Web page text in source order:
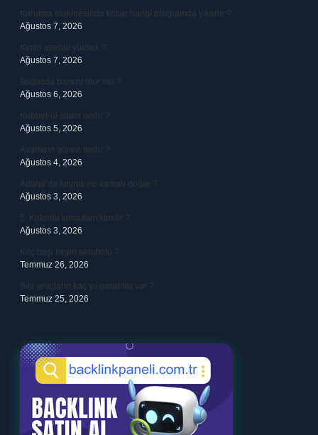
Kurutma makinesinde kotlar hangi programda yıkanır ?
Ağustos 7, 2026
Kimin averajı yüksek ?
Ağustos 7, 2026
Boğazda parazit olur mu ?
Ağustos 6, 2026
Kubbet-ül-İslam nedir ?
Ağustos 5, 2026
Avarların görevi nedir ?
Ağustos 4, 2026
Adana’da kuyruk ne zaman doğar ?
Ağustos 3, 2026
5. Kolordu komutanı kimdir ?
Ağustos 3, 2026
Koç başı neyin sembolü ?
Temmuz 26, 2026
Sıfır araçların kaç yıl garantisi var ?
Temmuz 25, 2026